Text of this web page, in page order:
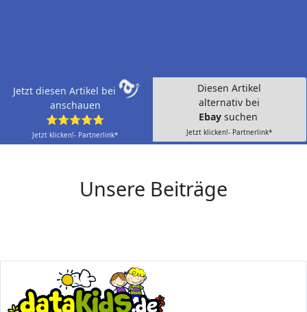
Jetzt diesen Artikel bei
anschauen
⭐⭐⭐⭐⭐
Jetzt klicken!- Partnerlink*
Diesen Artikel
alternativ bei
Ebay suchen
Jetzt klicken!- Partnerlink*
Unsere Beiträge